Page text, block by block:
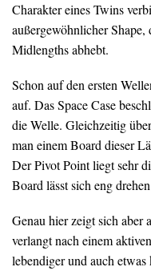
Charakter eines Twins
außergewöhnlicher
Midlengths abhebt.
Schon auf den ersten
auf. Das Space Case
die Welle. Gleichzeitig
man einem Board dieser
Der Pivot Point liegt sehr
Board lässt sich eng
Genau hier zeigt sich aber
verlangt nach einem
lebendiger und auch